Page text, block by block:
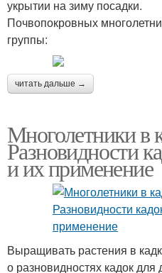
укрытии на зиму посадки.
Почвопокровных
группы:
читать дальше →
Многолетники в
Разновидности
и их применение
Выращивать растения в
о разновидностях кадок для